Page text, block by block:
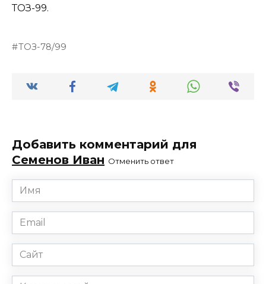
ТОЗ-99.
ТОЗ-78/99
Добавить комментарий для
Семенов Иван Отменить ответ
Имя
*
Email
*
Сайт